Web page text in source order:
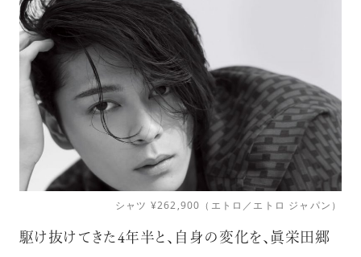
シャツ ¥262,900（エトロ／エトロ ジャパン）
駆け抜けてきた4年半と、自身の変化を、眞栄田郷